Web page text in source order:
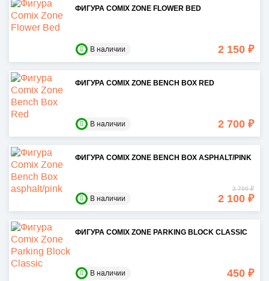
ФИГУРА COMIX ZONE FLOWER BED
В наличии 2 150 ₽
ФИГУРА COMIX ZONE BENCH BOX RED
В наличии 2 700 ₽
ФИГУРА COMIX ZONE BENCH BOX ASPHALT/PINK
В наличии
2 700 ₽
2 100 ₽
ФИГУРА COMIX ZONE PARKING BLOCK CLASSIC
В наличии 450 ₽